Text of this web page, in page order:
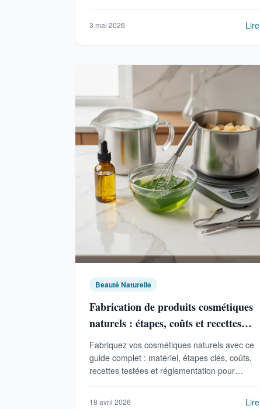
3 mai 2026 Lire
Beauté Naturelle
Fabrication de produits cosmétiques
naturels : étapes, coûts et recettes
pour débuter
Fabriquez vos cosmétiques naturels avec ce
guide complet : matériel, étapes clés, coûts,
recettes testées et réglementation pour
18 avril 2026 Lire